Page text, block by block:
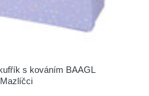
s kováním BAAGL
Mazlíčci